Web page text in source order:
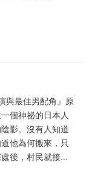
與最佳男配角』原
個神祕的日本人
影。沒有人知道
他為何搬來，只
後，村民就接...